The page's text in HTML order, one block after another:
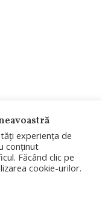
experiența de
conținut
Făcând clic pe
cookie-urilor.